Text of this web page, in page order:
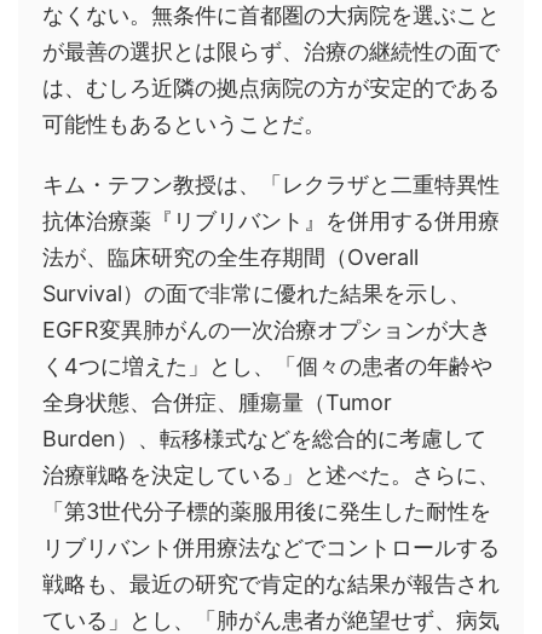
なくない。無条件に首都圏の大病院を選ぶこと
が最善の選択とは限らず、治療の継続性の面で
は、むしろ近隣の拠点病院の方が安定的である
可能性もあるということだ。
キム・テフン教授は、「レクラザと二重特異性
抗体治療薬『リブリバント』を併用する併用療
法が、臨床研究の全生存期間（Overall
Survival）の面で非常に優れた結果を示し、
EGFR変異肺がんの一次治療オプションが大き
く4つに増えた」とし、「個々の患者の年齢や
全身状態、合併症、腫瘍量（Tumor
Burden）、転移様式などを総合的に考慮して
治療戦略を決定している」と述べた。さらに、
「第3世代分子標的薬服用後に発生した耐性を
リブリバント併用療法などでコントロールする
戦略も、最近の研究で肯定的な結果が報告され
ている」とし、「肺がん患者が絶望せず、病気